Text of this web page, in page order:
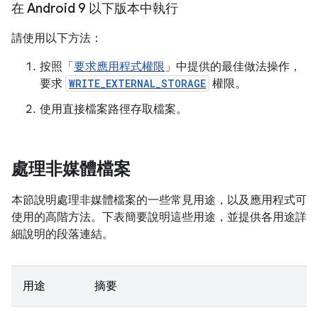
在 Android 9 以下版本中執行
請使用以下方法：
按照「 要求應用程式權限」中提供的最佳做法操作，
要求 WRITE_EXTERNAL_STORAGE 權限。
使用直接檔案路徑存取檔案。
處理非媒體檔案
本節說明處理非媒體檔案的一些常見用途，以及應用程式可
使用的高階方法。下表簡要說明這些用途，並提供各用途詳
細說明的段落連結。
用途 摘要